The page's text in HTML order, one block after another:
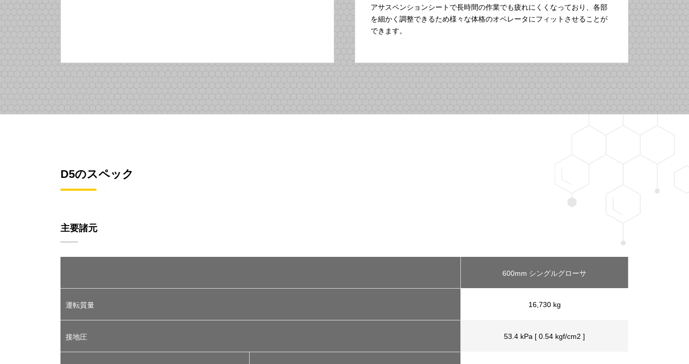
アサスペンションシートで長時間の作業でも疲れにくくなっており、各部
を細かく調整できるため様々な体格のオペレータにフィットさせることが
できます。
D5のスペック
主要諸元
600mm シングルグローサ
運転質量 16,730 kg
接地圧 53.4 kPa [ 0.54 kgf/cm2 ]